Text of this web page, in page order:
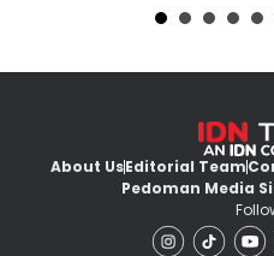
About UsEditorial Team
Pedoman Media